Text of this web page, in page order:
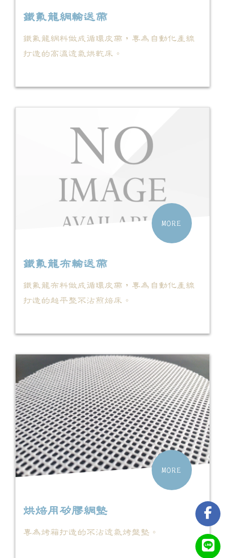
鐵氟龍網輸送帶
鐵氟龍網料做成循環皮帶，專為自動化產線
打造的高溫透氣烘乾床。
鐵氟龍布輸送帶
鐵氟龍布料做成循環皮帶，專為自動化產線
打造的超平整不沾煎焙床。
MORE
烘焙用矽膠網墊
專為烤箱打造的不沾透氣烤盤墊。
MORE